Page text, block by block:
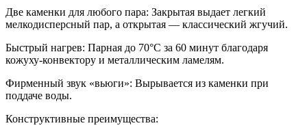
Две каменки для любого пара: Закрытая выдает легкий
мелкодисперсный пар, а открытая — классический жгучий.
Быстрый нагрев: Парная до 70°C за 60 минут благодаря
кожуху-конвектору и металлическим ламелям.
Фирменный звук «вьюги»: Вырывается из каменки при
поддаче воды.
Конструктивные преимущества: